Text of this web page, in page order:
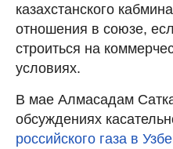
казахстанского
отношения в союзе,
строиться на
условиях.
В мае Алмасадам
обсуждениях
российского газа в